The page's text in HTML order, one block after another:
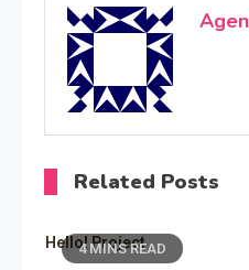
Related Posts
4 MINS READ
Hello! Project